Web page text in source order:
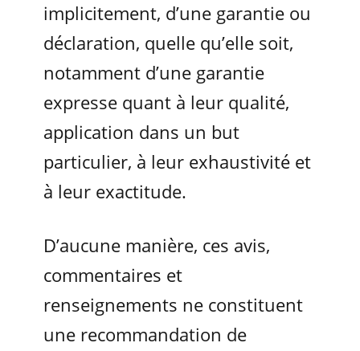
implicitement, d’une garantie ou
déclaration, quelle qu’elle soit,
notamment d’une garantie
expresse quant à leur qualité,
application dans un but
particulier, à leur exhaustivité et
à leur exactitude.
D’aucune manière, ces avis,
commentaires et
renseignements ne constituent
une recommandation de